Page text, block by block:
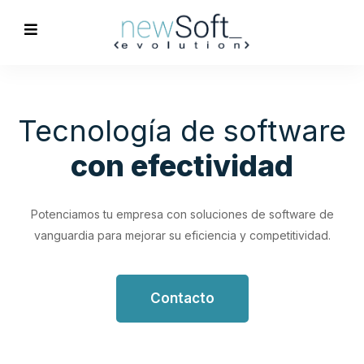
Optimización de
Procesos
trabajo.